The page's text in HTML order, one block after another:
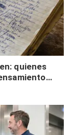
quienes